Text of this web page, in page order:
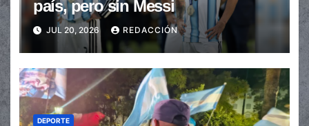
país, pero sin Messi
JUL 20, 2026 REDACCIÓN
DEPORTE